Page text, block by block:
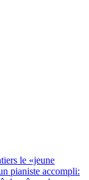
le «jeune
pianiste accompli: